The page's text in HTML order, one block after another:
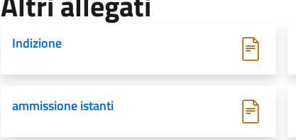
Indizione
ammissione istanti